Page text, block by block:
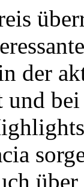
der
und